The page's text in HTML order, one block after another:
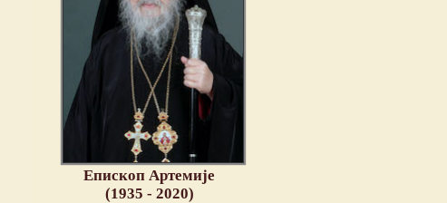
Епископ Артемије
(1935 - 2020)